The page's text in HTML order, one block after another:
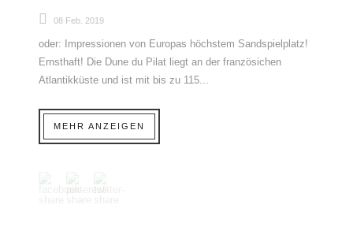
08 Feb. 2019
oder: Impressionen von Europas höchstem Sandspielplatz!
Ernsthaft! Die Dune du Pilat liegt an der französichen
Atlantikküste und ist mit bis zu 115...
MEHR ANZEIGEN